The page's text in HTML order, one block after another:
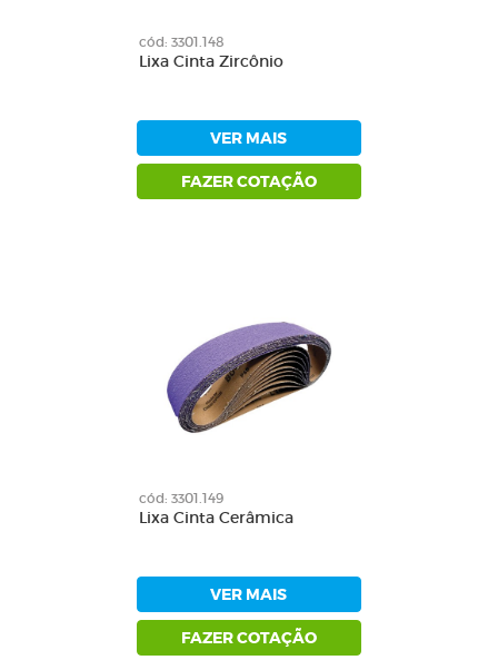
cód: 3301.148
Lixa Cinta Zircônio
VER MAIS
FAZER COTAÇÃO
cód: 3301.149
Lixa Cinta Cerâmica
VER MAIS
FAZER COTAÇÃO